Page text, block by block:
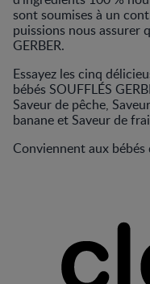
sont soumises à un
puissions nous assurer
GERBER.
Essayez les cinq
bébés SOUFFLÉS
Saveur de pêche,
banane et Saveur de
Conviennent aux